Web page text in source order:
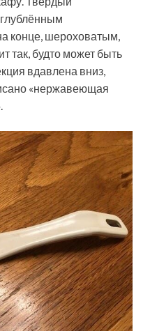
конце, шероховатым,
так, будто может быть
вдавлена вниз,
«нержавеющая